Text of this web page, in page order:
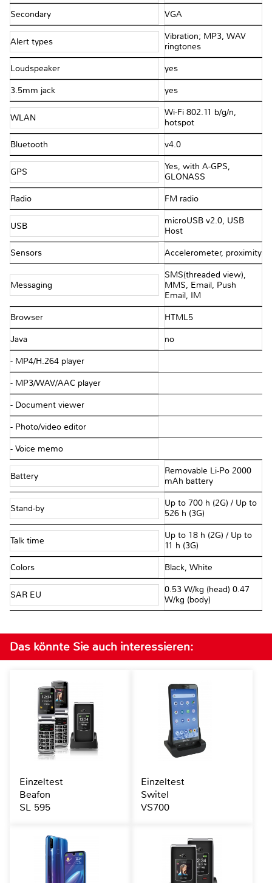
Secondary VGA
Alert types
Vibration; MP3, WAV
ringtones
Loudspeaker yes
3.5mm jack yes
WLAN
Wi-Fi 802.11 b/g/n,
hotspot
Bluetooth v4.0
GPS
Yes, with A-GPS,
GLONASS
Radio FM radio
USB
microUSB v2.0, USB
Host
Sensors Accelerometer, proximity
Messaging
SMS(threaded view),
MMS, Email, Push
Email, IM
Browser HTML5
Java no
- MP4/H.264 player
- MP3/WAV/AAC player
- Document viewer
- Photo/video editor
- Voice memo
Battery
Removable Li-Po 2000
mAh battery
Stand-by
Up to 700 h (2G) / Up to
526 h (3G)
Talk time
Up to 18 h (2G) / Up to
11 h (3G)
Colors Black, White
SAR EU
0.53 W/kg (head) 0.47
W/kg (body)
Das könnte Sie auch interessieren:
Einzeltest
Beafon
SL 595
Einzeltest
Switel
VS700